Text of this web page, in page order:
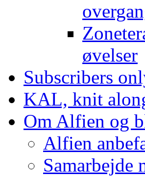
øvelser
Subscribers
KAL, knit
Om Alfien og
Alfien
Samarbejde